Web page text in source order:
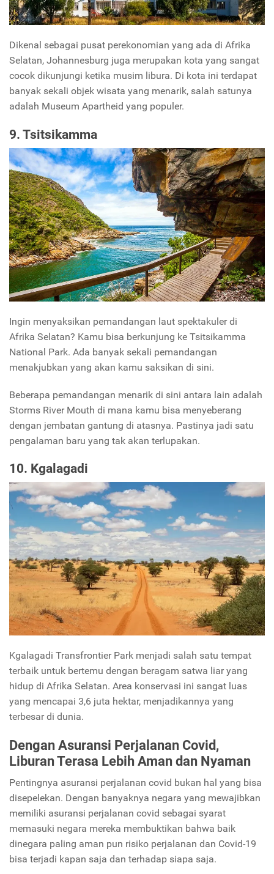
Dikenal sebagai pusat perekonomian yang ada di Afrika
Selatan, Johannesburg juga merupakan kota yang sangat
cocok dikunjungi ketika musim libura. Di kota ini terdapat
banyak sekali objek wisata yang menarik, salah satunya
adalah Museum Apartheid yang populer.
9. Tsitsikamma
Ingin menyaksikan pemandangan laut spektakuler di
Afrika Selatan? Kamu bisa berkunjung ke Tsitsikamma
National Park. Ada banyak sekali pemandangan
menakjubkan yang akan kamu saksikan di sini.
Beberapa pemandangan menarik di sini antara lain adalah
Storms River Mouth di mana kamu bisa menyeberang
dengan jembatan gantung di atasnya. Pastinya jadi satu
pengalaman baru yang tak akan terlupakan.
10. Kgalagadi
Kgalagadi Transfrontier Park menjadi salah satu tempat
terbaik untuk bertemu dengan beragam satwa liar yang
hidup di Afrika Selatan. Area konservasi ini sangat luas
yang mencapai 3,6 juta hektar, menjadikannya yang
terbesar di dunia.
Dengan Asuransi Perjalanan Covid,
Liburan Terasa Lebih Aman dan Nyaman
Pentingnya asuransi perjalanan covid bukan hal yang bisa
disepelekan. Dengan banyaknya negara yang mewajibkan
memiliki asuransi perjalanan covid sebagai syarat
memasuki negara mereka membuktikan bahwa baik
dinegara paling aman pun risiko perjalanan dan Covid-19
bisa terjadi kapan saja dan terhadap siapa saja.